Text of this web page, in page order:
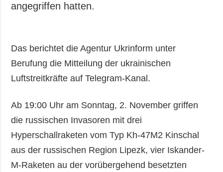
angegriffen hatten.
Das berichtet die Agentur Ukrinform unter
Berufung die Mitteilung der ukrainischen
Luftstreitkräfte auf Telegram-Kanal.
Ab 19:00 Uhr am Sonntag, 2. November griffen
die russischen Invasoren mit drei
Hyperschallraketen vom Typ Kh-47M2 Kinschal
aus der russischen Region Lipezk, vier Iskander-
M-Raketen au der vorübergehend besetzten